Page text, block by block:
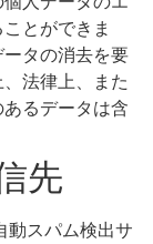
とができま
タの消去を要
法律上、また
るデータは含
先
動スパム検出サ